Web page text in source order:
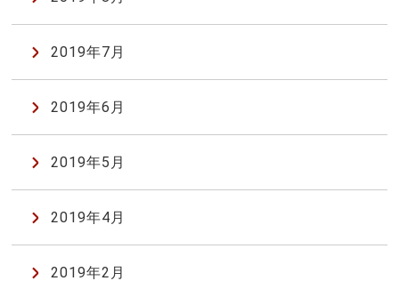
2019年7月
2019年6月
2019年5月
2019年4月
2019年2月